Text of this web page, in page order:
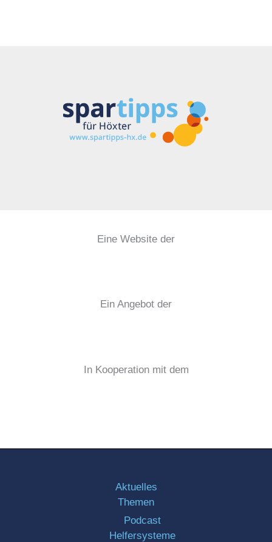
Eine Website der
Ein Angebot der
In Kooperation mit dem
Aktuelles
Themen
Podcast
Helfersysteme